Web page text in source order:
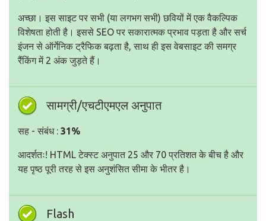
अच्छा। इस साइट पर सभी (या लगभग सभी) छवियों में एक वैकल्पिक
विशेषता होती है। इससे SEO पर सकारात्मक प्रभाव पड़ता है और सर्च
इंजन से ऑर्गेनिक ट्रैफिक बढ़ता है, साथ ही इस वेबसाइट की समग्र
रैंकिंग में 2 अंक जुड़ते हैं।
सामग्री/एचटीएमएल अनुपात
सह - संबंध : 31%
आदर्शतः! HTML टेक्स्ट अनुपात 25 और 70 प्रतिशत के बीच है और
यह पृष्ठ पूरी तरह से इस अनुशंसित सीमा के भीतर है।
Flash